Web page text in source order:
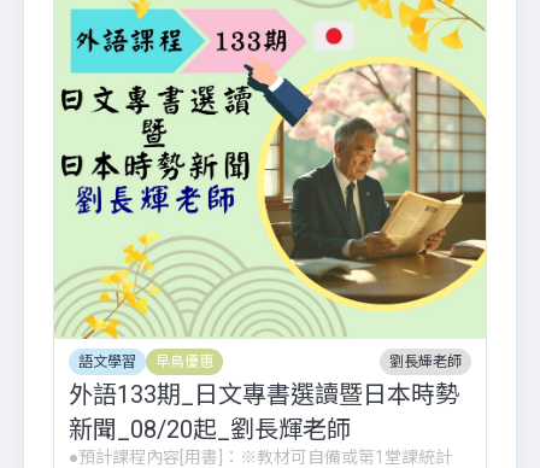
語文學習 早鳥優惠 劉長輝老師
外語133期_日文專書選讀暨日本時勢
新聞_08/20起_劉長輝老師
●預計課程內容[用書]：※教材可自備或第1堂課統計